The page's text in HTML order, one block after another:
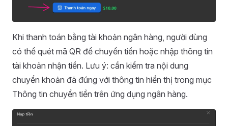
Khi thanh toán bằng tài khoản ngân hàng, người dùng
có thể quét mã QR để chuyển tiền hoặc nhập thông tin
tài khoản nhận tiền. Lưu ý: cần kiểm tra nội dung
chuyển khoản đã đúng với thông tin hiển thị trong mục
Thông tin chuyển tiền trên ứng dụng ngân hàng.